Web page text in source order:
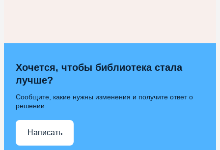
Хочется, чтобы библиотека стала
лучше?
Сообщите, какие нужны изменения и получите ответ о
решении
Написать